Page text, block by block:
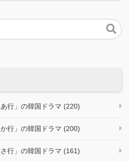
行」の韓国ドラマ (220)
行」の韓国ドラマ (200)
行」の韓国ドラマ (161)